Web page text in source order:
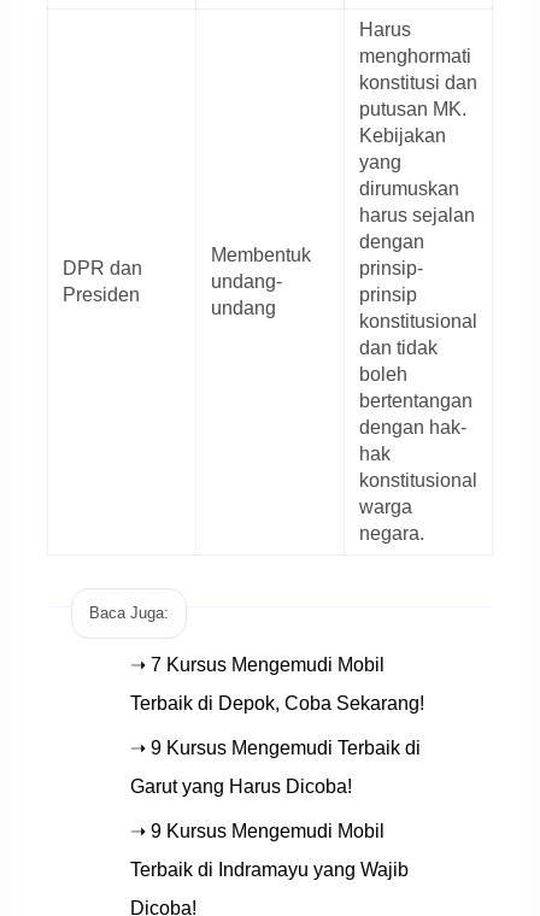
DPR dan
Presiden
Membentuk
undang-
undang
Harus
menghormati
konstitusi dan
putusan MK.
Kebijakan
yang
dirumuskan
harus sejalan
dengan
prinsip-
prinsip
konstitusional
dan tidak
boleh
bertentangan
dengan hak-
hak
konstitusional
warga
negara.
Baca Juga:
➝ 7 Kursus Mengemudi Mobil
Terbaik di Depok, Coba Sekarang!
➝ 9 Kursus Mengemudi Terbaik di
Garut yang Harus Dicoba!
➝ 9 Kursus Mengemudi Mobil
Terbaik di Indramayu yang Wajib
Dicoba!